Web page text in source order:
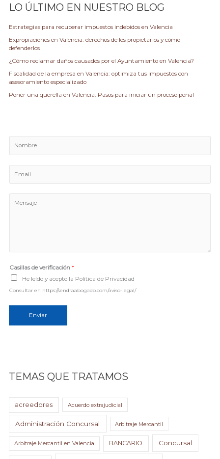
r
o
r
LO ÚLTIMO EN NUESTRO BLOG
Estrategias para recuperar impuestos indebidos en Valencia
Expropiaciones en Valencia: derechos de los propietarios y cómo
defenderlos
¿Cómo reclamar daños causados por el Ayuntamiento en Valencia?
Fiscalidad de la empresa en Valencia: optimiza tus impuestos con
asesoramiento especializado
Poner una querella en Valencia: Pasos para iniciar un proceso penal
m
r
a
e
*
Casillas de verificación*
He leído y acepto la Política de Privacidad
Consultar en https://sendraabogado.com/aviso-legal/
Enviar
TEMAS QUE TRATAMOS
acreedores Acuerdo extrajudicial
Administración Concursal Arbitraje Mercantil
Arbitraje Mercantil en Valencia BANCARIO Concursal